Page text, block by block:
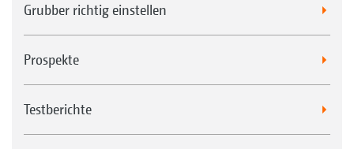
Grubber richtig einstellen
Prospekte
Testberichte